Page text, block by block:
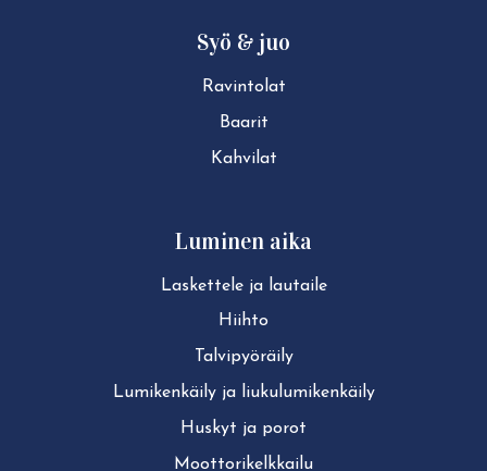
Syö & juo
Ravintolat
Baarit
Kahvilat
Luminen aika
Laskettele ja lautaile
Hiihto
Tal­vi­pyö­räi­ly
Lu­mi­ken­käi­ly ja liu­ku­lu­mi­ken­käi­ly
Huskyt ja porot
Moot­to­ri­kelk­kai­lu